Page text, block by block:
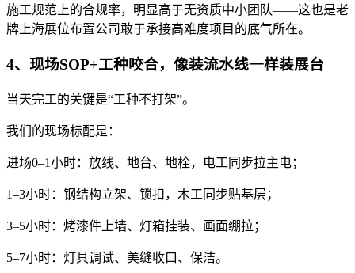
施工规范上的合规率，明显高于无资质中小团队——这也是老
牌上海展位布置公司敢于承接高难度项目的底气所在。
4、现场SOP+工种咬合，像装流水线一样装展台
当天完工的关键是“工种不打架”。
我们的现场标配是：
进场0–1小时：放线、地台、地栓，电工同步拉主电；
1–3小时：钢结构立架、锁扣，木工同步贴基层；
3–5小时：烤漆件上墙、灯箱挂装、画面绷拉；
5–7小时：灯具调试、美缝收口、保洁。